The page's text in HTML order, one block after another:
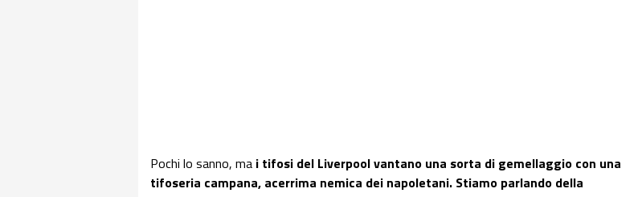
Pochi lo sanno, ma i tifosi del Liverpool vantano una sorta di gemellaggio con una
tifoseria campana, acerrima nemica dei napoletani. Stiamo parlando della